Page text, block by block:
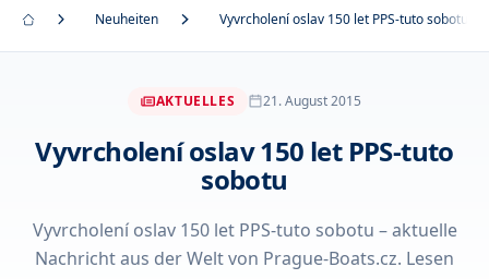
Neuheiten Vyvrcholení oslav 150 let PPS-tuto sobotu
AKTUELLES 21. August 2015
Vyvrcholení oslav 150 let PPS-tuto
sobotu
Vyvrcholení oslav 150 let PPS-tuto sobotu – aktuelle
Nachricht aus der Welt von Prague-Boats.cz. Lesen